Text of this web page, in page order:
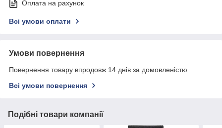
Оплата на рахунок
Всі умови оплати
Умови повернення
Повернення товару впродовж 14 днів за домовленістю
Всі умови повернення
Подібні товари компанії